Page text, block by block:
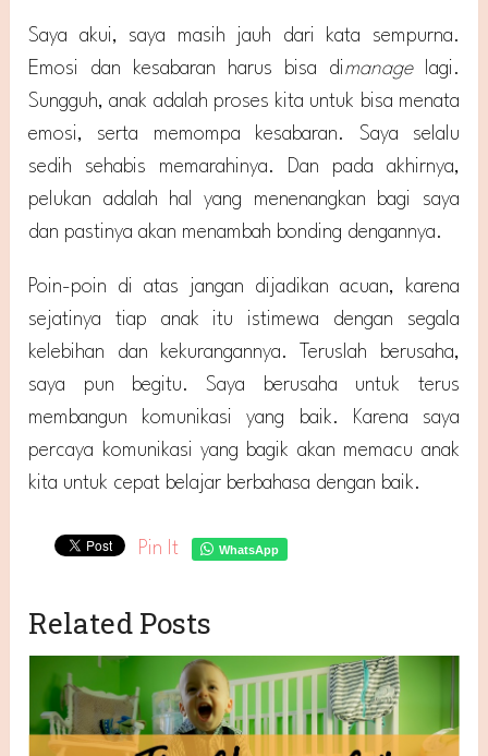
Saya akui, saya masih jauh dari kata sempurna.
Emosi dan kesabaran harus bisa dimanage
lagi.
Sungguh, anak adalah proses kita untuk bisa menata
emosi, serta memompa kesabaran. Saya selalu
sedih sehabis memarahinya. Dan pada akhirnya,
pelukan adalah hal yang menenangkan bagi saya
dan pastinya akan menambah bonding dengannya.
Poin-poin di atas jangan dijadikan acuan, karena
sejatinya tiap anak itu istimewa dengan segala
kelebihan dan kekurangannya. Teruslah berusaha,
saya pun begitu. Saya berusaha untuk terus
membangun komunikasi yang baik. Karena saya
percaya komunikasi yang bagik akan memacu anak
kita untuk cepat belajar berbahasa dengan baik.
Pin It WhatsApp
Related Posts